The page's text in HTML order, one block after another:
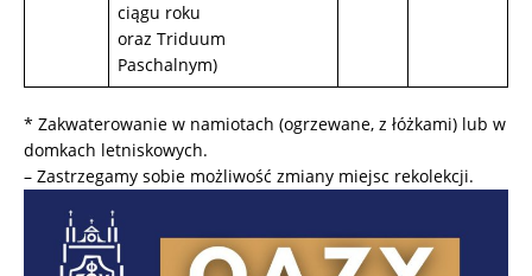
ciągu roku
oraz Triduum
Paschalnym)
* Zakwaterowanie w namiotach (ogrzewane, z łóżkami) lub w
domkach letniskowych.
– Zastrzegamy sobie możliwość zmiany miejsc rekolekcji.